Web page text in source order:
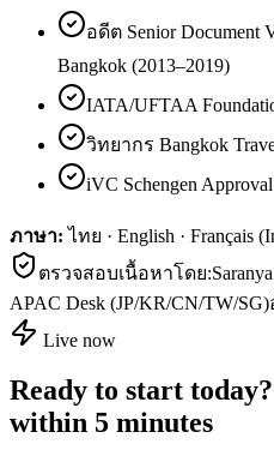
อดีต Senior Document
Bangkok (2013–2019)
IATA/UFTAA
วิทยากร Bangkok
iVC Schengen
ภาษา: ไทย · English · Français
ตรวจสอบเนื้อหาโดย:Saranya
APAC Desk (JP/KR/CN/TW/SG)
Live now
Ready to start
within 5 minutes